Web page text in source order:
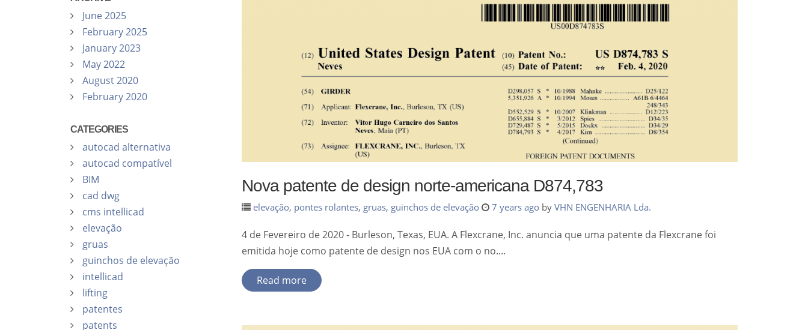
Nova patente de design norte-americana D874,783
elevação, pontes rolantes, gruas, guinchos de elevação 7 years ago by VHN ENGENHARIA Lda.
4 de Fevereiro de 2020 - Burleson, Texas, EUA. A Flexcrane, Inc. anuncia que uma patente da Flexcrane foi
emitida hoje como patente de design nos EUA com o no....
Read more
June 2025
February 2025
January 2023
May 2022
August 2020
February 2020
CATEGORIES
autocad alternativa
autocad compatível
BIM
cad dwg
cms intellicad
elevação
gruas
guinchos de elevação
intellicad
lifting
patentes
patents